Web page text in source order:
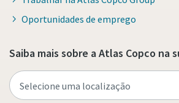
Oportunidades de emprego
Saiba mais sobre a Atlas Copco na